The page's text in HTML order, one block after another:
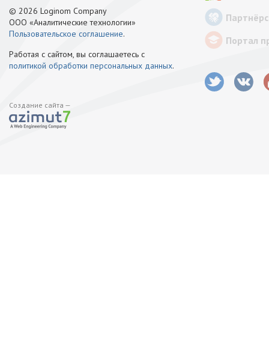
© 2026 Loginom Company
ООО «Аналитические технологии»
Пользовательское соглашение.
Работая с сайтом, вы соглашаетесь с
политикой обработки персональных данных.
Создание сайта —
Портал